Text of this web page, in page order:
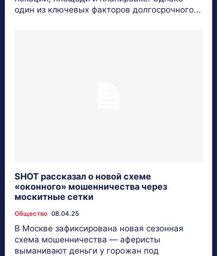
один из ключевых факторов долгосрочного...
SHOT рассказал о новой схеме
«оконного» мошенничества через
москитные сетки
Общество 08.04.25
В Москве зафиксирована новая сезонная
схема мошенничества — аферисты
выманивают деньги у горожан под